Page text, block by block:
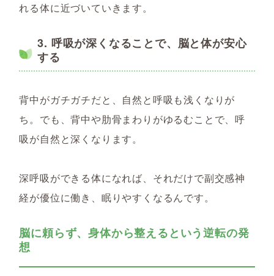
れる体に近づいていきます。
3. 呼吸が深くなることで、脳と体が安心
する
背中がガチガチだと、自然と呼吸も浅くなりが
ち。でも、背中や肋骨まわりがゆるむことで、呼
吸が自然と深くなります。
深呼吸ができる体になれば、それだけで副交感神
経が優位に働き、眠りやすくなるんです。
脳に頼らず、身体から整えるという逆転の発
想